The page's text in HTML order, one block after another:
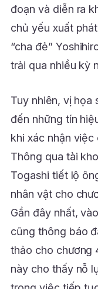
đoạn và diễn ra
chủ yếu xuất
“cha đẻ”
trải qua nhiều kỳ
Tuy nhiên, vị họa
đến những tín
khi xác nhận việc
Thông qua tài
Togashi tiết lộ
nhân vật cho
Gần đây nhất,
cũng thông báo
thảo cho chương
này cho thấy nỗ